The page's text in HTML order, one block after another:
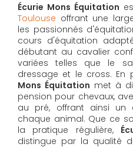
Écurie Mons Équitation
Toulouse offrant une
les passionnés
cours d'équitation
débutant au cavalier
variées telles que le
dressage et le cross. En
Mons Équitation met à
pension pour chevaux,
au pré, offrant ainsi un
chaque animal. Que ce
la pratique régulière,
distingue par la qualité